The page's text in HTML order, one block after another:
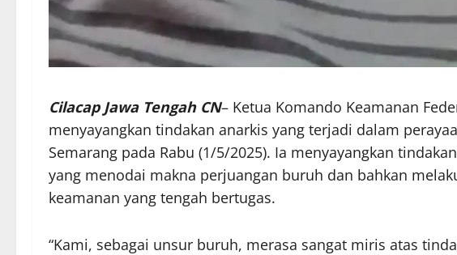
Cilacap Jawa Tengah CN– Ketua Komando Keamanan
menyayangkan tindakan anarkis yang terjadi dalam
Semarang pada Rabu (1/5/2025). Ia menyayangkan
yang menodai makna perjuangan buruh dan bahkan
keamanan yang tengah bertugas.
“Kami, sebagai unsur buruh, merasa sangat miris atas